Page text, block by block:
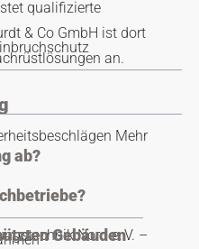
qualifizierte
& Co GmbH ist dort
an.
Mehr
ab?
Nord e. V. –
Gebäuden